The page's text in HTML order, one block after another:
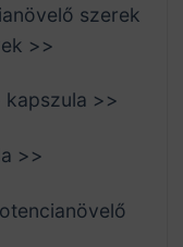
szerek
>>
kapszula >>
>>